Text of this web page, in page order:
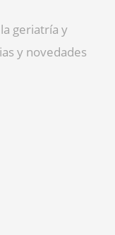
geriatría y
y novedades